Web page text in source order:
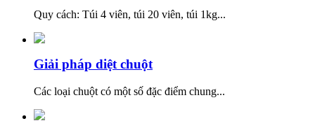
Quy cách: Túi 4 viên, túi 20 viên, túi 1kg...
Giải pháp diệt chuột
Các loại chuột có một số đặc điểm chung...